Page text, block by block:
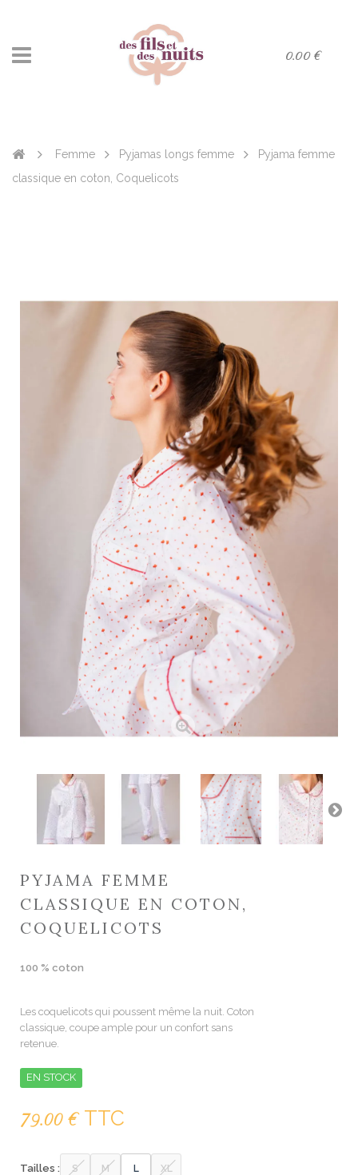
0.00 €
Femme Pyjamas longs femme
Pyjama femme
classique en coton, Coquelicots
PYJAMA FEMME
CLASSIQUE EN COTON,
COQUELICOTS
100 % coton
Les coquelicots qui poussent même la nuit. Coton
classique, coupe ample pour un confort sans
retenue.
EN STOCK
79.00 €TTC
Tailles : S M L XL